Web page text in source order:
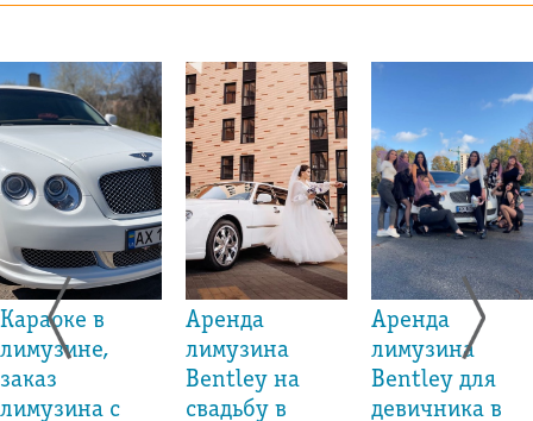
Караоке в
лимузине,
заказ
лимузина с
Аренда
лимузина
Bentley на
свадьбу в
Аренда
лимузина
Bentley для
девичника в